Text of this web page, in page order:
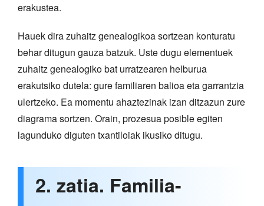
erakustea.
Hauek dira zuhaitz genealogikoa sortzean konturatu
behar ditugun gauza batzuk. Uste dugu elementuek
zuhaitz genealogiko bat urratzearen helburua
erakutsiko dutela: gure familiaren balioa eta garrantzia
ulertzeko. Ea momentu ahaztezinak izan ditzazun zure
diagrama sortzen. Orain, prozesua posible egiten
lagunduko diguten txantiloiak ikusiko ditugu.
2. zatia. Familia-